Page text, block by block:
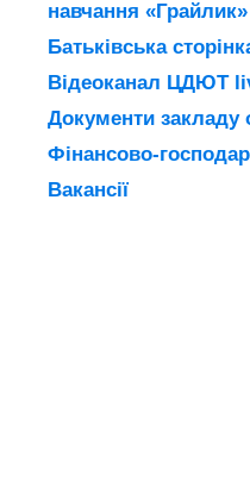
навчання «Грайлик»
Батьківська
Відеоканал ЦДЮТ
Документи закладу
Фінансово-
Вакансії